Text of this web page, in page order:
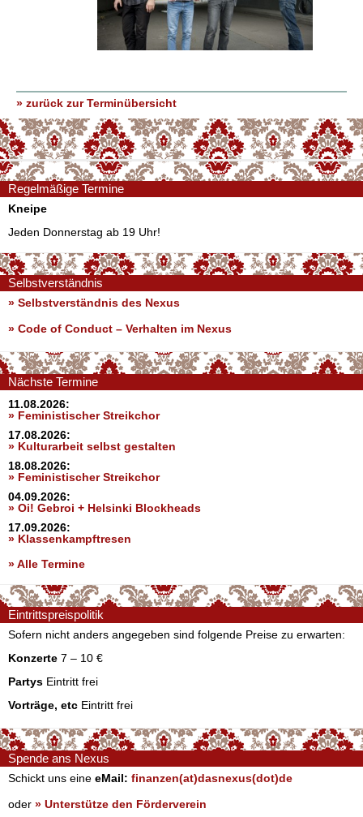
» zurück zur Terminübersicht
Regelmäßige Termine
Kneipe
Jeden Donnerstag ab 19 Uhr!
Selbstverständnis
» Selbstverständnis des Nexus
» Code of Conduct – Verhalten im Nexus
Nächste Termine
11.08.2026:
» Feministischer Streikchor
17.08.2026:
» Kulturarbeit selbst gestalten
18.08.2026:
» Feministischer Streikchor
04.09.2026:
» Oi! Gebroi + Helsinki Blockheads
17.09.2026:
» Klassenkampftresen
» Alle Termine
Eintrittspreispolitik
Sofern nicht anders angegeben sind folgende Preise zu erwarten:
Konzerte 7 – 10 €
Partys Eintritt frei
Vorträge, etc Eintritt frei
Spende ans Nexus
Schickt uns eine eMail: finanzen(at)dasnexus(dot)de
oder » Unterstütze den Förderverein